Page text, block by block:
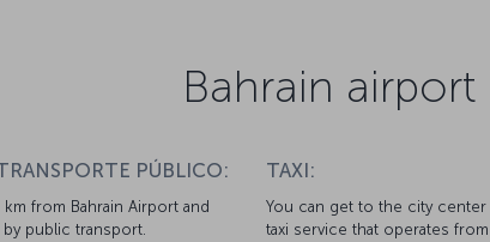
Bahrain
PÚBLICO:
from Bahrain Airport and
public transport.
TAXI:
You can get to the city
taxi service that operates